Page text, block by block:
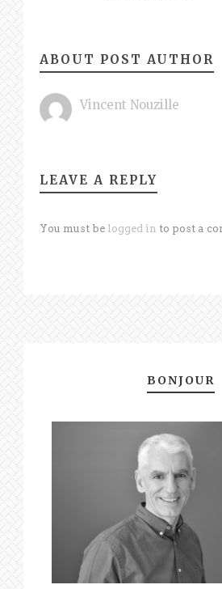
ABOUT POST AUTHOR
Vincent Nouzille
LEAVE A REPLY
You must be logged in to post a
BONJOUR